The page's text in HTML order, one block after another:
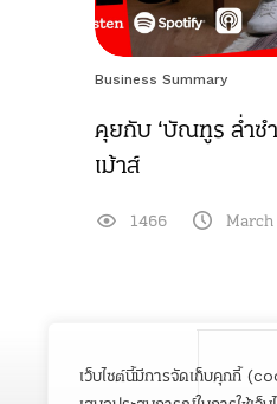
เว็บไซต์นี้มีการจัดเก็บคุกกี้
Business Summary
คุยกับ ‘บัณฑูร ล่ำซ
เม้าส์
1466